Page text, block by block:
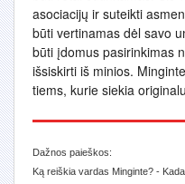
asociacijų ir suteikti
būti vertinamas dėl savo
būti įdomus pasirinkimas
išsiskirti iš minios.
tiems, kurie siekia
Dažnos paieškos:
Ką reiškia vardas Minginte? -